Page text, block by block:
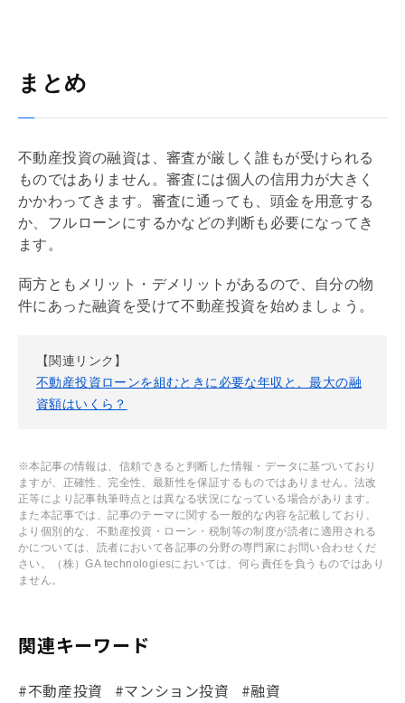
まとめ
不動産投資の融資は、審査が厳しく誰もが受けられる
ものではありません。審査には個人の信用力が大きく
かかわってきます。審査に通っても、頭金を用意する
か、 フルローンにするかなどの判断も必要になってき
ます。
両方ともメリット・デメリットがあるので、自分の物
件にあった融資を受けて不動産投資を始めましょう。
【関連リンク】
不動産投資ローンを組むときに必要な年収と、最大の融
資額はいくら？
※本記事の情報は、信頼できると判断した情報・データに基づいており
ますが、正確性、完全性、最新性を保証するものではありません。法改
正等により記事執筆時点とは異なる状況になっている場合があります。
また本記事では、記事のテーマに関する一般的な内容を記載しており、
より個別的な、不動産投資・ローン・税制等の制度が読者に適用される
かについては、読者において各記事の分野の専門家にお問い合わせくだ
さい。（株）GA technologiesにおいては、何ら責任を負うものではあり
ません。
関連キーワード
#不動産投資 #マンション投資 #融資